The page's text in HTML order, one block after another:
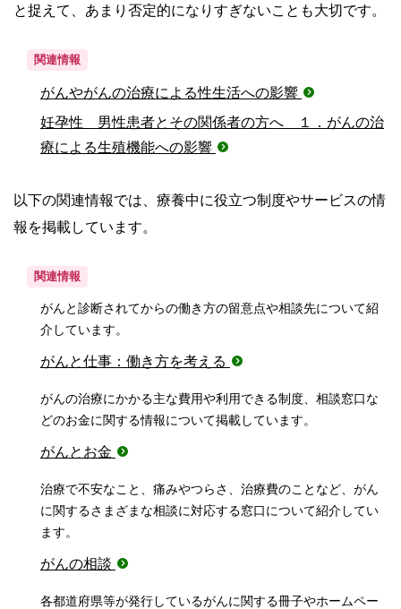
と捉えて、あまり否定的になりすぎないことも大切です。
関連情報
がんやがんの治療による性生活への影響
妊孕性 男性患者とその関係者の方へ １．がんの治
療による生殖機能への影響
以下の関連情報では、療養中に役立つ制度やサービスの情
報を掲載しています。
関連情報
がんと診断されてからの働き方の留意点や相談先について紹
介しています。
がんと仕事：働き方を考える
がんの治療にかかる主な費用や利用できる制度、相談窓口な
どのお金に関する情報について掲載しています。
がんとお金
治療で不安なこと、痛みやつらさ、治療費のことなど、がん
に関するさまざまな相談に対応する窓口について紹介してい
ます。
がんの相談
各都道府県等が発行しているがんに関する冊子やホームペー